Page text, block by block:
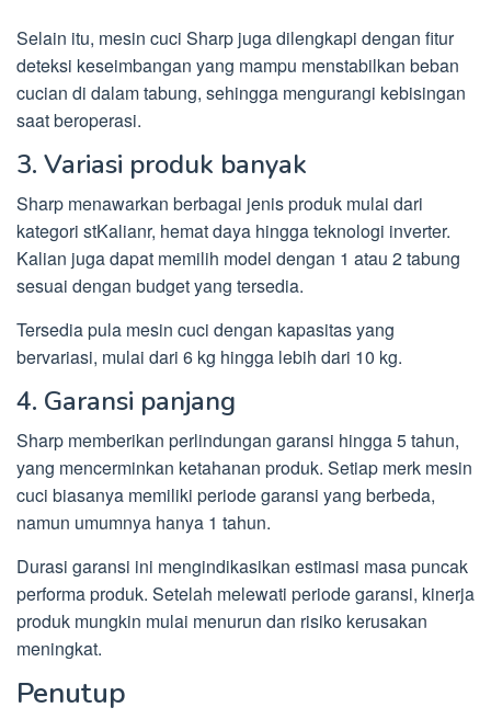
Selain itu, mesin cuci Sharp juga dilengkapi dengan fitur
deteksi keseimbangan yang mampu menstabilkan beban
cucian di dalam tabung, sehingga mengurangi kebisingan
saat beroperasi.
3. Variasi produk banyak
Sharp menawarkan berbagai jenis produk mulai dari
kategori stKalianr, hemat daya hingga teknologi inverter.
Kalian juga dapat memilih model dengan 1 atau 2 tabung
sesuai dengan budget yang tersedia.
Tersedia pula mesin cuci dengan kapasitas yang
bervariasi, mulai dari 6 kg hingga lebih dari 10 kg.
4. Garansi panjang
Sharp memberikan perlindungan garansi hingga 5 tahun,
yang mencerminkan ketahanan produk. Setiap merk mesin
cuci biasanya memiliki periode garansi yang berbeda,
namun umumnya hanya 1 tahun.
Durasi garansi ini mengindikasikan estimasi masa puncak
performa produk. Setelah melewati periode garansi, kinerja
produk mungkin mulai menurun dan risiko kerusakan
meningkat.
Penutup